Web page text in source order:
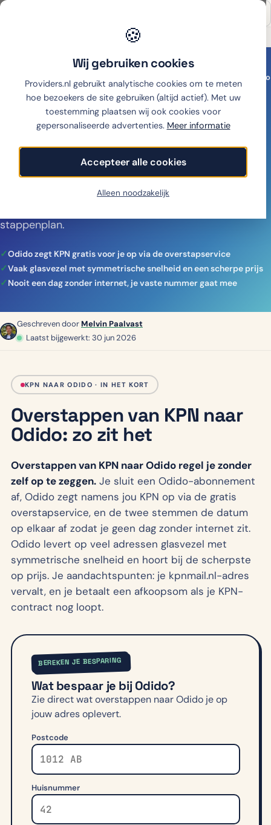
🍪
Wij gebruiken cookies
Providers.nl gebruikt analytische cookies om te meten
hoe bezoekers de site gebruiken (altijd actief). Met uw
toestemming plaatsen wij ook cookies voor
gepersonaliseerde advertenties. Meer informatie
Accepteer alle cookies
Alleen noodzakelijk
Thuiswinkel partner
Overstappen van KPN naar Odido
Overstappen van KPN naar
Odido
Overstappen van KPN naar Odido? Vaak krijg je
glasvezel met symmetrische snelheid voor een
scherpere prijs. Odido zegt KPN gratis op, je vaste
stappenplan.
Odido zegt KPN gratis voor je op via de overstapservice
Vaak glasvezel met symmetrische snelheid en een scherpe prijs
Nooit een dag zonder internet, je vaste nummer gaat mee
Geschreven door Melvin Paalvast
Laatst bijgewerkt: 30 jun 2026
KPN NAAR ODIDO · IN HET KORT
Overstappen van KPN naar
Odido: zo zit het
Overstappen van KPN naar Odido regel je zonder
zelf op te zeggen. Je sluit een Odido-abonnement
af, Odido zegt namens jou KPN op via de gratis
overstapservice, en de twee stemmen de datum
op elkaar af zodat je geen dag zonder internet zit.
Odido levert op veel adressen glasvezel met
symmetrische snelheid en hoort bij de scherpste
op prijs. Je aandachtspunten: je kpnmail.nl-adres
vervalt, en je betaalt een afkoopsom als je KPN-
contract nog loopt.
BEREKEN JE BESPARING
Wat bespaar je bijOdido?
Zie direct wat overstappen naarOdidoje op
jouw adres oplevert.
Postcode
Huisnummer